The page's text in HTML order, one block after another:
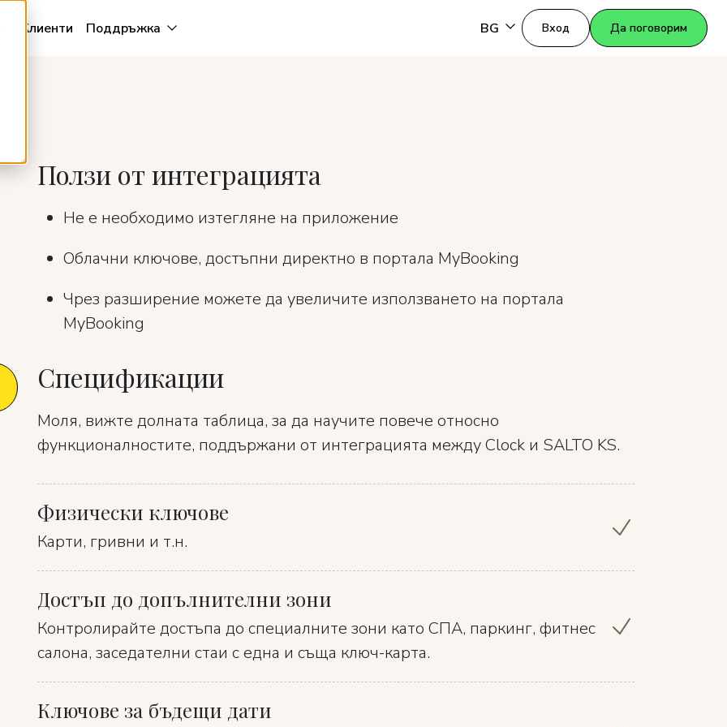
Клиенти Поддръжка BG Вход Да поговорим
Ползи от интеграцията
Не е необходимо изтегляне на приложение
Облачни ключове, достъпни директно в портала MyBooking
Чрез разширение можете да увеличите използването на портала
MyBooking
Спецификации
Моля, вижте долната таблица, за да научите повече относно
функционалностите, поддържани от интеграцията между Clock и SALTO KS.
Физически ключове
Карти, гривни и т.н.
Достъп до допълнителни зони
Контролирайте достъпа до специалните зони като СПА, паркинг, фитнес
салона, заседателни стаи с една и съща ключ-карта.
Ключове за бъдещи дати